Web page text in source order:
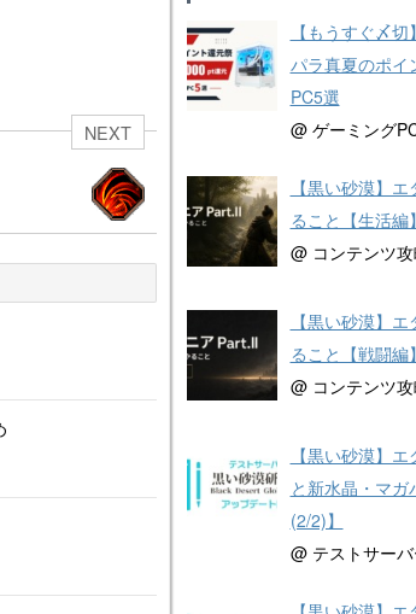
NEXT
【もうすぐ〆
パラ真夏のポイ
PC5選
@ ゲーミング
【黒い砂漠】
ること【生活編】
@ コンテンツ
【黒い砂漠】
ること【戦闘編】
@ コンテンツ
【黒い砂漠】
と新水晶・マ
(2/2)】
@ テストサー